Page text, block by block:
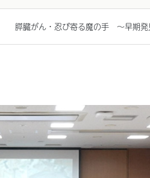
膵臓がん・忍び寄る魔の手 〜早期発